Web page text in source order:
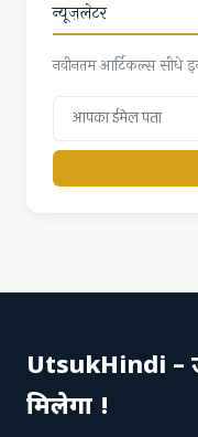
न्यूज़लेटर
नवीनतम आर्टिकल्स सीधे
UtsukHindi –
मिलेगा !